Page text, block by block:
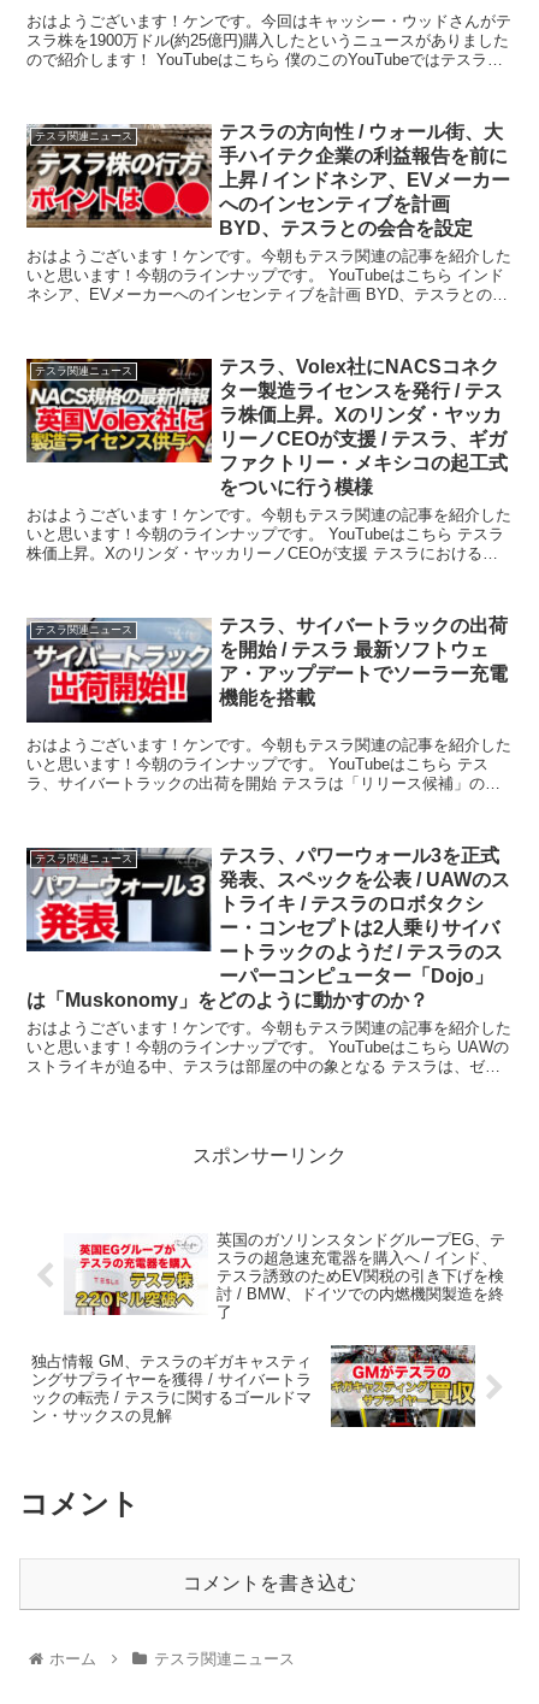
おはようございます！ケンです。今回はキャッシー・ウッドさんがテ
スラ株を1900万ドル(約25億円)購入したというニュースがありました
ので紹介します！ YouTubeはこちら 僕のこのYouTubeではテスラや
テスラ関連ニュース
テスラの方向性 / ウォール街、大
手ハイテク企業の利益報告を前に
上昇 / インドネシア、EVメーカー
へのインセンティブを計画
BYD、テスラとの会合を設定
おはようございます！ケンです。今朝もテスラ関連の記事を紹介した
いと思います！今朝のラインナップです。 YouTubeはこちら インド
ネシア、EVメーカーへのインセンティブを計画 BYD、テスラとの会
テスラ関連ニュース
テスラ、Volex社にNACSコネク
ター製造ライセンスを発行 / テス
ラ株価上昇。Xのリンダ・ヤッカ
リーノCEOが支援 / テスラ、ギガ
ファクトリー・メキシコの起工式
をついに行う模様
おはようございます！ケンです。今朝もテスラ関連の記事を紹介した
いと思います！今朝のラインナップです。 YouTubeはこちら テスラ
株価上昇。Xのリンダ・ヤッカリーノCEOが支援 テスラにおけるイ
テスラ関連ニュース
テスラ、サイバートラックの出荷
を開始 / テスラ 最新ソフトウェ
ア・アップデートでソーラー充電
機能を搭載
おはようございます！ケンです。今朝もテスラ関連の記事を紹介した
いと思います！今朝のラインナップです。 YouTubeはこちら テス
ラ、サイバートラックの出荷を開始 テスラは「リリース候補」のサ
テスラ関連ニュース
テスラ、パワーウォール3を正式
発表、スペックを公表 / UAWのス
トライキ / テスラのロボタクシ
ー・コンセプトは2人乗りサイバ
ートラックのようだ / テスラのス
ーパーコンピューター「Dojo」
は「Muskonomy」をどのように動かすのか？
おはようございます！ケンです。今朝もテスラ関連の記事を紹介した
いと思います！今朝のラインナップです。 YouTubeはこちら UAWの
ストライキが迫る中、テスラは部屋の中の象となる テスラは、ゼネ
スポンサーリンク
英国のガソリンスタンドグループEG、テ
スラの超急速充電器を購入へ / インド、
テスラ誘致のためEV関税の引き下げを検
討 / BMW、ドイツでの内燃機関製造を終
了
独占情報 GM、テスラのギガキャスティ
ングサプライヤーを獲得 / サイバートラ
ックの転売 / テスラに関するゴールドマ
ン・サックスの見解
コメント
コメントを書き込む
ホーム テスラ関連ニュース